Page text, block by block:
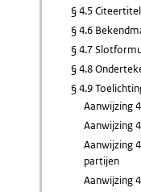
§ 4.5
§ 4.6
§ 4.7
§ 4.8
§ 4.9
Aanwijzing
Aanwijzing
Aanwijzing
partijen
Aanwijzing